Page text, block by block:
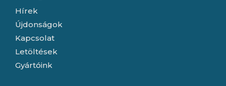
Hírek
Újdonságok
Kapcsolat
Letöltések
Gyártóink